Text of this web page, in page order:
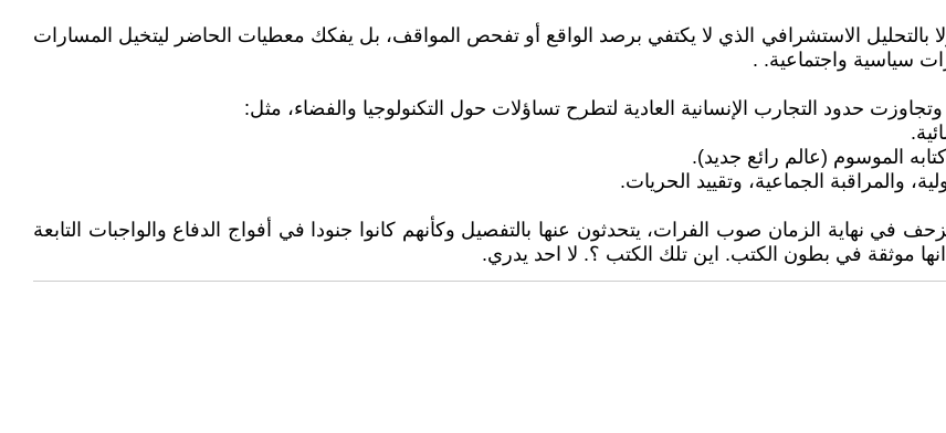
ولا بالتحليل الاستشرافي الذي لا يكتفي برصد الواقع أو تفحص المواقف، بل يفكك معطيات الحاضر ليتخيل المسارات
سياسية واجتماعية. .
حدود التجارب الإنسانية العادية لتطرح تساؤلات حول التكنولوجيا والفضاء، مثل:
في نهاية الزمان صوب الفرات، يتحدثون عنها بالتفصيل وكأنهم كانوا جنودا في أفواج الدفاع والواجبات التابعة
موثقة في بطون الكتب. اين تلك الكتب ؟. لا احد يدري.